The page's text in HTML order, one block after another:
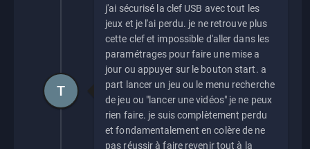
j'ai sécurisé la clef USB avec tout les
jeux et je l'ai perdu. je ne retrouve plus
cette clef et impossible d'aller dans les
paramétrages pour faire une mise a
jour ou appuyer sur le bouton start. a
part lancer un jeu ou le menu recherche
de jeu ou "lancer une vidéos" je ne peux
rien faire. je suis complètement perdu
et fondamentalement en colère de ne
pas réussir à faire revenir tout à la
T